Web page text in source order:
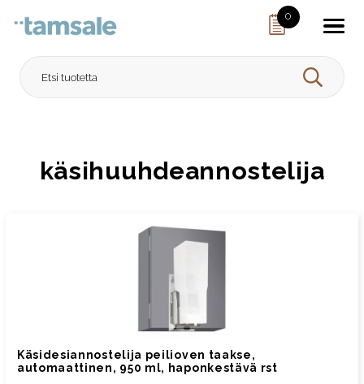
0
HAE
käsihuuhdeannostelija
Käsidesiannostelija peilioven taakse,
automaattinen, 950 ml, haponkestävä rst